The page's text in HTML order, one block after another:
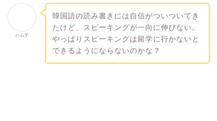
ハム子
韓国語の読み書きには自信がついついてき
たけど、スピーキングが一向に伸びない。
やっぱりスピーキングは留学に行かないと
できるようにならないのかな？